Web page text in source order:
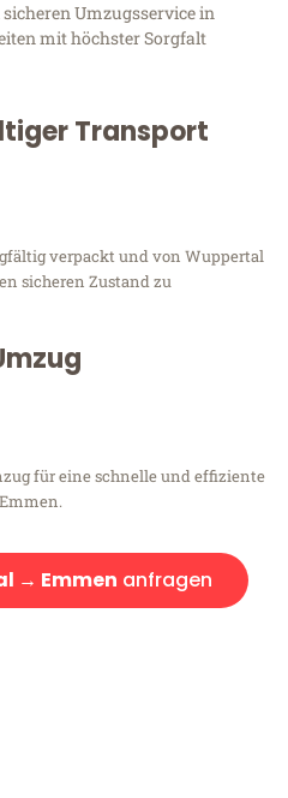
Umzugsservice in
mit höchster Sorgfalt
Transport
verpackt und von Wuppertal
sicheren Zustand zu
für eine schnelle und effiziente
→ Emmen anfragen